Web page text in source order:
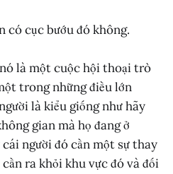
có cục bướu đó không.
là một cuộc hội thoại trò
trong những điều lớn
là kiểu giống như hãy
gian mà họ đang ở
người đó cần một sự thay
ra khỏi khu vực đó và đối